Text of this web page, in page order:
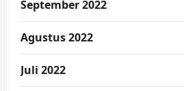
September 2022
Agustus 2022
Juli 2022